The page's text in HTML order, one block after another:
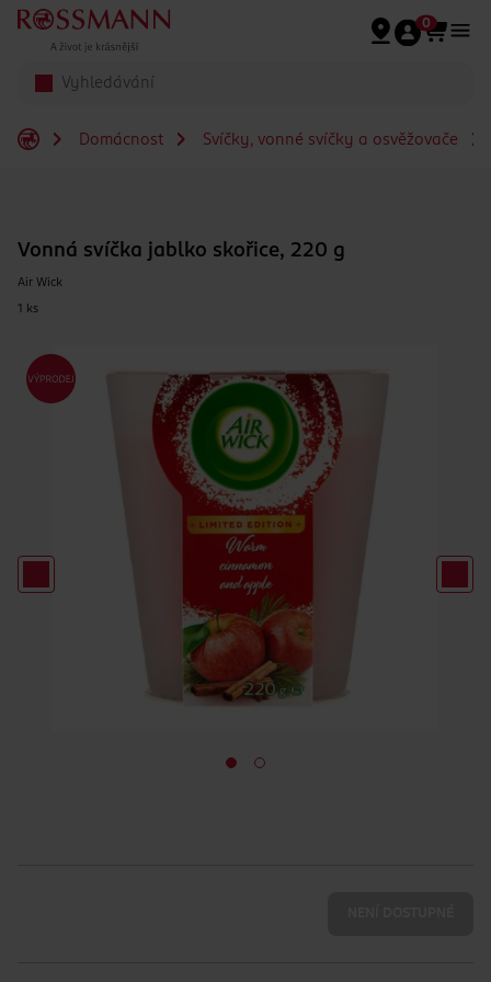
Přeskočit na hlavmní obsah
0
Domácnost Svíčky, vonné svíčky a osvěžovače
Vonná svíčka jablko skořice, 220 g
Air Wick
1 ks